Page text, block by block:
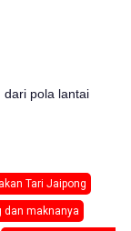
dari pola lantai
Tari Jaipong
dan maknanya